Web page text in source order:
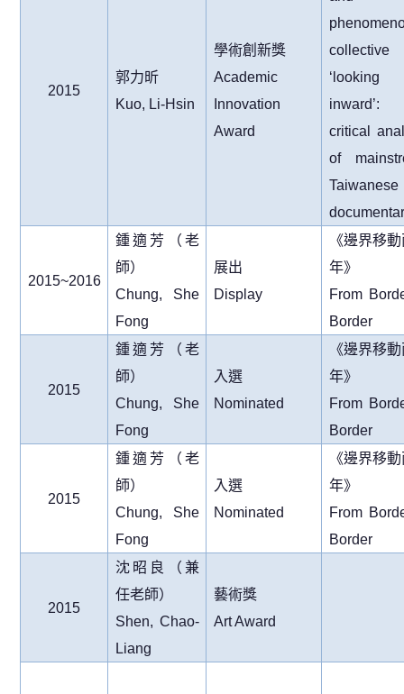
2015
郭力昕
Kuo, Li-Hsin
學術創新獎
Academic
Innovation
Award
collective
‘looking
critical
of
Taiwanese
2015~2016
鍾適芳（老
師）
Chung, She
Fong
展出
Display
《邊界移
年》
From
Border
2015
鍾適芳（老
師）
Chung, She
Fong
入選
Nominated
《邊界移
年》
From
Border
2015
鍾適芳（老
師）
Chung, She
Fong
入選
Nominated
《邊界移
年》
From
Border
2015
沈昭良（兼
任老師）
Shen, Chao-
Liang
藝術獎
Art Award